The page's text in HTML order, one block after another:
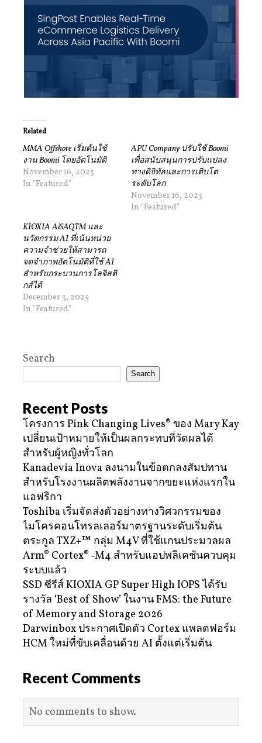
Related
MMA Offshore เริ่มต้นใช้
งาน Boomi โดยอัตโนมัติ
November 16, 2023
In "Featured"
APU Company ปรับใช้ Boomi
เพื่อสนับสนุนการปรับแปลง
ทางดิจิทัลและการเติบโต
ระดับโลก
November 16, 2023
In "Featured"
KIOXIA AiSAQTM และ
นวัตกรรม AI ที่เน้นหน่วย
ความจำช่วยให้สามารถ
จดจำภาพอัตโนมัติที่ใช้ AI
สำหรับกระบวนการโลจิสติ
กส์ได้
December 3, 2025
In "Featured"
Search
Search
Recent Posts
โครงการ Pink Changing Lives® ของ Mary Kay
เปลี่ยนเป้าหมายให้เป็นผลกระทบที่วัดผลได้
สำหรับผู้หญิงทั่วโลก
Kanadevia Inova ลงนามในข้อตกลงสัมปทาน
สำหรับโรงงานผลิตพลังงานจากขยะแห่งแรกใน
แอฟริกา
Toshiba เริ่มจัดส่งตัวอย่างทางวิศวกรรมของ
ไมโครคอนโทรลเลอร์มาตรฐานระดับเริ่มต้น
ตระกูล TXZ+™ กลุ่ม M4V ที่ใช้แกนประมวลผล
Arm® Cortex® ‑M4 สำหรับแอปพลิเคชันควบคุม
ระบบแล้ว
SSD ซีรีส์ KIOXIA GP Super High IOPS ได้รับ
รางวัล ‘Best of Show’ ในงาน FMS: the Future
of Memory and Storage 2026
Darwinbox ประกาศเปิดตัว Cortex แพลตฟอร์ม
HCM ใหม่ที่ขับเคลื่อนด้วย AI ตั้งแต่เริ่มต้น
Recent Comments
No comments to show.